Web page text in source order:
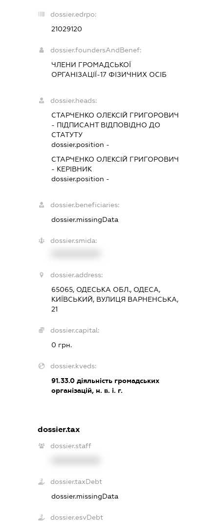
dossier.edrpo:
21029120
dossier.foundersAndBenef:
ЧЛЕНИ ГРОМАДСЬКОЇ
ОРГАНІЗАЦІЇ-17 ФІЗИЧНИХ ОСІБ
dossier.heads:
СТАРЧЕНКО ОЛЕКСІЙ ГРИГОРОВИЧ
- ПІДПИСАНТВІДПОВІДНО ДО
СТАТУТУ
dossier.position -
СТАРЧЕНКО ОЛЕКСІЙ ГРИГОРОВИЧ
- КЕРІВНИК
dossier.position -
dossier.beneficiaries:
dossier.missingData
dossier.smida:
dossier.address:
65065, ОДЕСЬКА ОБЛ., ОДЕСА,
КИЇВСЬКИЙ, ВУЛИЦЯ ВАРНЕНСЬКА,
21
dossier.capital:
0 грн.
dossier.kveds:
91.33.0 діяльність громадських
організацій, н. в. і. г.
dossier.tax
dossier.staff
dossier.taxDebt
dossier.missingData
dossier.esvDebt